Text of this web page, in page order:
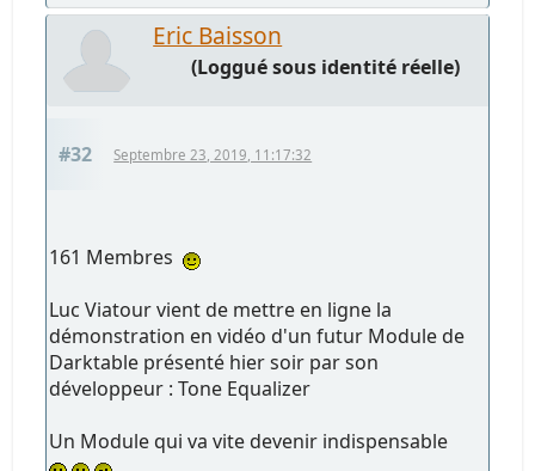
Eric Baisson
(Loggué sous identité réelle)
#32 Septembre 23, 2019, 11:17:32
161 Membres
Luc Viatour vient de mettre en ligne la
démonstration en vidéo d'un futur Module de
Darktable présenté hier soir par son
développeur : Tone Equalizer
Un Module qui va vite devenir indispensable